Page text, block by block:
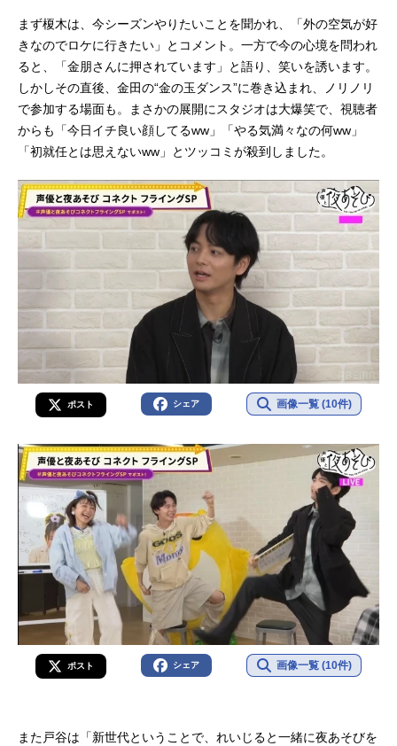
まず榎木は、今シーズンやりたいことを聞かれ、「外の空気が好
きなのでロケに行きたい」とコメント。一方で今の心境を問われ
ると、「金朋さんに押されています」と語り、笑いを誘います。
しかしその直後、金田の“金の玉ダンス”に巻き込まれ、ノリノリ
で参加する場面も。まさかの展開にスタジオは大爆笑で、視聴者
からも「今日イチ良い顔してるww」「やる気満々なの何ww」
「初就任とは思えないww」とツッコミが殺到しました。
ポスト シェア 画像一覧 (10件)
ポスト シェア 画像一覧 (10件)
また戸谷は「新世代ということで、れいじると一緒に夜あそびを